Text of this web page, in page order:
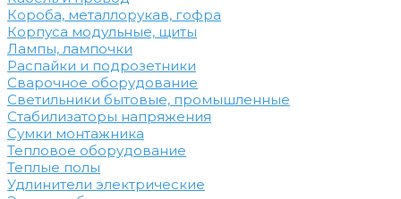
Короба, металлорукав, гофра
Корпуса модульные, щиты
Лампы, лампочки
Распайки и подрозетники
Сварочное оборудование
Светильники бытовые, промышленные
Стабилизаторы напряжения
Сумки монтажника
Тепловое оборудование
Теплые полы
Удлинители электрические